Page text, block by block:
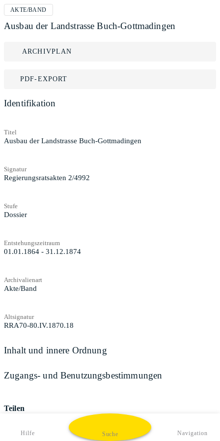
AKTE/BAND
Ausbau der Landstrasse Buch-Gottmadingen
ARCHIVPLAN
PDF-EXPORT
Identifikation
Titel
Ausbau der Landstrasse Buch-Gottmadingen
Signatur
Regierungsratsakten 2/4992
Stufe
Dossier
Entstehungszeitraum
01.01.1864 - 31.12.1874
Archivalienart
Akte/Band
Altsignatur
RRA70-80.IV.1870.18
Inhalt und innere Ordnung
Zugangs- und Benutzungsbestimmungen
Teilen
Hilfe Suche Navigation